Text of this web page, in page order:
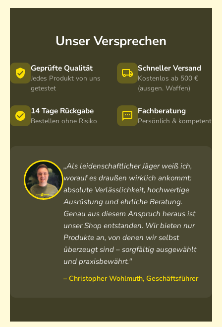
Unser Versprechen
Geprüfte Qualität
Jedes Produkt von uns
getestet
Schneller Versand
Kostenlos ab 500 €
(ausgen. Waffen)
14 Tage Rückgabe
Bestellen ohne Risiko
Fachberatung
Persönlich & kompetent
„Als leidenschaftlicher Jäger weiß ich,
worauf es draußen wirklich ankommt:
absolute Verlässlichkeit, hochwertige
Ausrüstung und ehrliche Beratung.
Genau aus diesem Anspruch heraus ist
unser Shop entstanden. Wir bieten nur
Produkte an, von denen wir selbst
überzeugt sind – sorgfältig ausgewählt
und praxisbewährt."
– Christopher Wohlmuth, Geschäftsführer